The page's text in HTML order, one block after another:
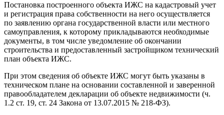
Постановка построенного объекта ИЖС на кадастровый учет
и регистрация права собственности на него осуществляется
по заявлению органа государственной власти или местного
самоуправления, к которому прикладываются необходимые
документы, в том числе уведомление об окончании
строительства и предоставленный застройщиком технический
план объекта ИЖС.
При этом сведения об объекте ИЖС могут быть указаны в
техническом плане на основании составленной и заверенной
правообладателем декларации об объекте недвижимости (ч.
1.2 ст. 19, ст. 24 Закона от 13.07.2015 № 218-ФЗ).